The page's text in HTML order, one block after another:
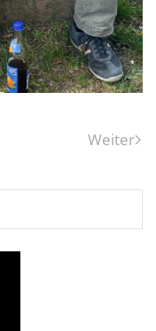
Weiter